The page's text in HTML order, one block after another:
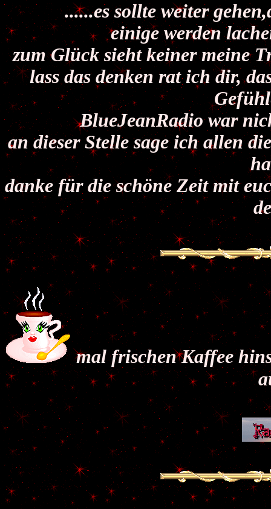
......es sollte weiter
einige werden
zum Glück sieht keiner meine
lass das denken rat ich dir,
BlueJeanRadio war
an dieser Stelle sage ich allen
danke für die schöne Zeit mit
mal frischen Kaffee